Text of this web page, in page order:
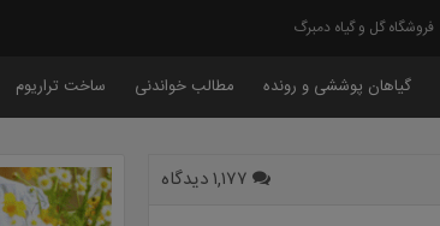
فروشگاه گل و گیاه دمبرگ
گیاهان پوششی و رونده مطالب خواندنی ساخت تراریوم
۱,۱۷۷ دیدگاه